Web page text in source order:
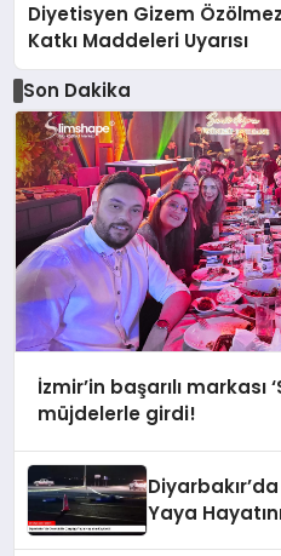
Diyetisyen Gizem
Katkı Maddeleri Uyarısı
Son Dakika
İzmir’in başarılı markası
müjdelerle girdi!
Yaya